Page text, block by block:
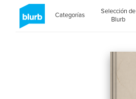
Categorías
Selección de
Blurb